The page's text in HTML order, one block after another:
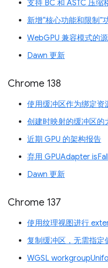
支持 BC 和 ASTC 压缩
新增“核心功能和限制”
WebGPU 兼容模式的
Dawn 更新
Chrome 138
使用缓冲区作为绑定资
创建时映射的缓冲区的
近期 GPU 的架构报告
弃用 GPUAdapter
Dawn 更新
Chrome 137
使用纹理视图进行
复制缓冲区，无需指定
WGSL